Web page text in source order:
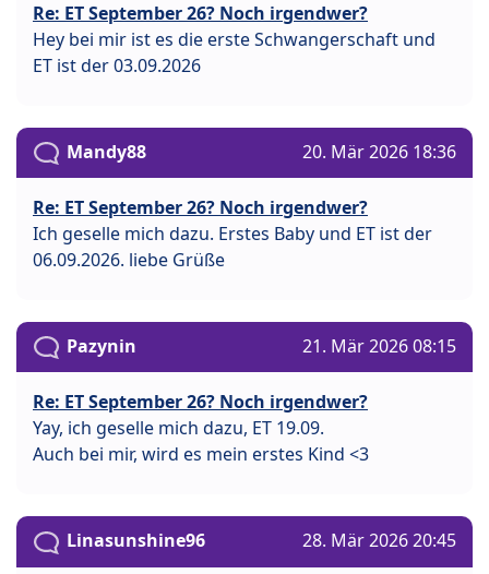
Re: ET September 26? Noch irgendwer?
Hey bei mir ist es die erste Schwangerschaft und
ET ist der 03.09.2026
Mandy88 20. Mär 2026 18:36
Re: ET September 26? Noch irgendwer?
Ich geselle mich dazu. Erstes Baby und ET ist der
06.09.2026. liebe Grüße
Pazynin 21. Mär 2026 08:15
Re: ET September 26? Noch irgendwer?
Yay, ich geselle mich dazu, ET 19.09.
Auch bei mir, wird es mein erstes Kind <3
Linasunshine96 28. Mär 2026 20:45